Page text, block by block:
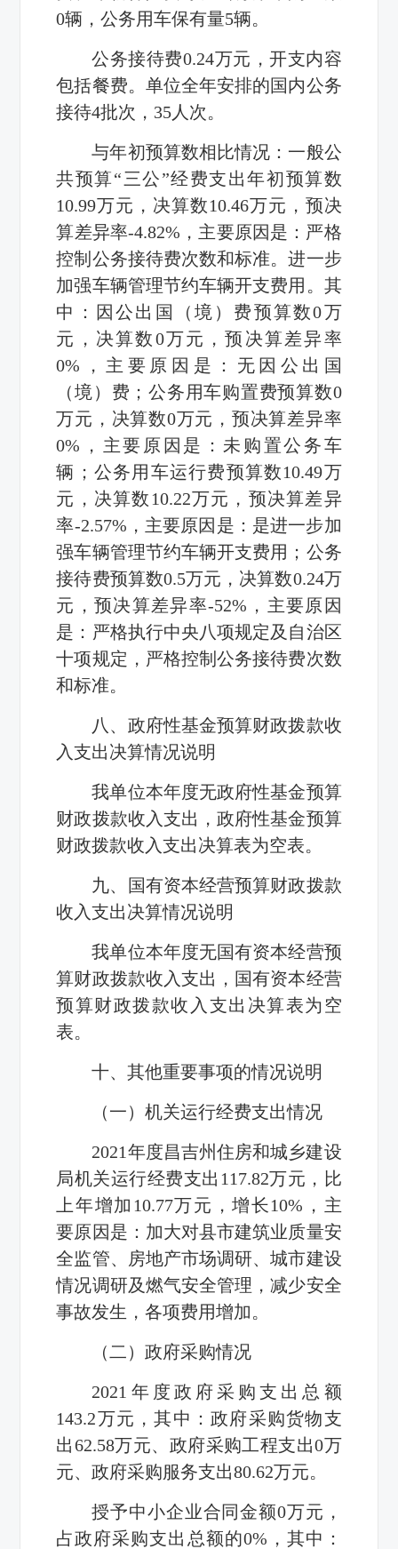
0辆，公务用车保有量5辆。
公务接待费0.24万元，开支内容
包括餐费。单位全年安排的国内公务
接待4批次，35人次。
与年初预算数相比情况：一般公
共预算“三公”经费支出年初预算数
10.99万元，决算数10.46万元，预决
算差异率-4.82%，主要原因是：严格
控制公务接待费次数和标准。进一步
加强车辆管理节约车辆开支费用。其
中：因公出国（境）费预算数0万
元，决算数0万元，预决算差异率
0%，主要原因是：无因公出国
（境）费；公务用车购置费预算数0
万元，决算数0万元，预决算差异率
0%，主要原因是：未购置公务车
辆；公务用车运行费预算数10.49万
元，决算数10.22万元，预决算差异
率-2.57%，主要原因是：是进一步加
强车辆管理节约车辆开支费用；公务
接待费预算数0.5万元，决算数0.24万
元，预决算差异率-52%，主要原因
是：严格执行中央八项规定及自治区
十项规定，严格控制公务接待费次数
和标准。
八、政府性基金预算财政拨款收
入支出决算情况说明
我单位本年度无政府性基金预算
财政拨款收入支出，政府性基金预算
财政拨款收入支出决算表为空表。
九、国有资本经营预算财政拨款
收入支出决算情况说明
我单位本年度无国有资本经营预
算财政拨款收入支出，国有资本经营
预算财政拨款收入支出决算表为空
表。
十、其他重要事项的情况说明
（一）机关运行经费支出情况
2021年度昌吉州住房和城乡建设
局机关运行经费支出117.82万元，比
上年增加10.77万元，增长10%，主
要原因是：加大对县市建筑业质量安
全监管、房地产市场调研、城市建设
情况调研及燃气安全管理，减少安全
事故发生，各项费用增加。
（二）政府采购情况
2021年度政府采购支出总额
143.2万元，其中：政府采购货物支
出62.58万元、政府采购工程支出0万
元、政府采购服务支出80.62万元。
授予中小企业合同金额0万元，
占政府采购支出总额的0%，其中：